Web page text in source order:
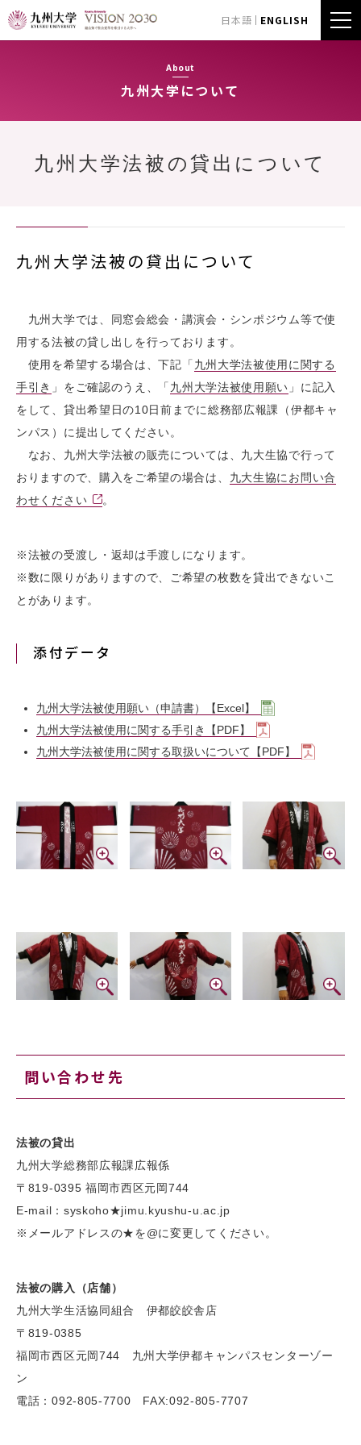
日本語 ENGLISH
About
九州大学について
九州大学法被の貸出について
九州大学法被の貸出について
九州大学では、同窓会総会・講演会・シンポジウム等で使
用する法被の貸し出しを行っております。
使用を希望する場合は、下記「 九州大学法被使用に関する
手引き 」をご確認のうえ、「 九州大学法被使用願い 」に記入
をして、貸出希望日の10日前までに総務部広報課（伊都キャ
ンパス）に提出してください。
なお、九州大学法被の販売については、九大生協で行って
おりますので、購入をご希望の場合は、 九大生協にお問い合
わせください
。
※法被の受渡し・返却は手渡しになります。
※数に限りがありますので、ご希望の枚数を貸出できないこ
とがあります。
添付データ
九州大学法被使用願い（申請書）【Excel】
九州大学法被使用に関する手引き【PDF】
九州大学法被使用に関する取扱いについて【PDF】
問い合わせ先
法被の貸出
九州大学総務部広報課広報係
〒819-0395 福岡市西区元岡744
E-mail：syskoho★jimu.kyushu-u.ac.jp
※メールアドレスの★を@に変更してください。
法被の購入（店舗）
九州大学生活協同組合 伊都皎皎舎店
〒819-0385
福岡市西区元岡744 九州大学伊都キャンパスセンターゾー
ン
電話：092-805-7700 FAX:092-805-7707